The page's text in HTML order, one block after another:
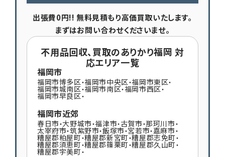
出張費0円!! 無料見積もり高価買取いたします。
まずはお問い合わせくださいませ。
不用品回収、買取のありかり福岡 対
応エリア一覧
福岡市
福岡市博多区・福岡市中央区・福岡市東区・
福岡市城南区・福岡市南区・福岡市西区・
福岡市早良区・
福岡市近郊
春日市・大野城市・福津市・古賀市・那珂川市・
太宰府市・筑紫野市・飯塚市・宮若市・嘉麻市・
糟屋郡粕屋町・糟屋郡新宮町・糟屋郡志免町・
糟屋郡須恵町・糟屋郡篠栗町・糟屋郡久山町・
糟屋郡宇美町・